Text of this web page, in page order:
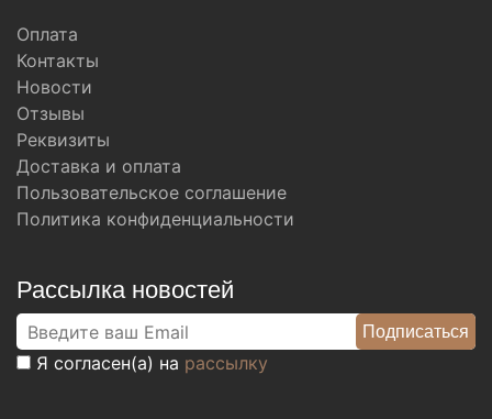
Оплата
Контакты
Новости
Отзывы
Реквизиты
Доставка и оплата
Пользовательское соглашение
Политика конфиденциальности
Рассылка новостей
Я согласен(а) на рассылку